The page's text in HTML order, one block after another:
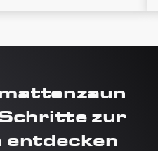
zur
entdecken